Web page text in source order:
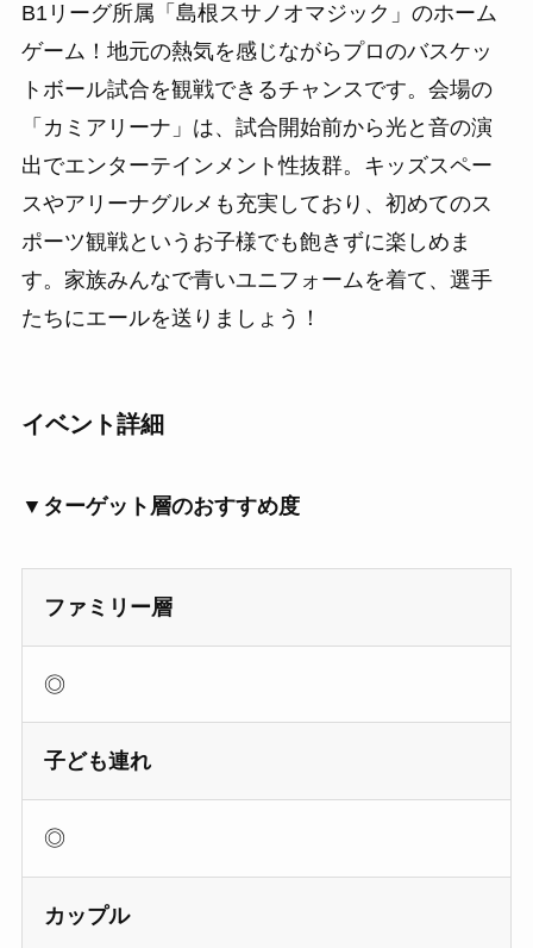
B1リーグ所属「島根スサノオマジック」のホーム
ゲーム！地元の熱気を感じながらプロのバスケッ
トボール試合を観戦できるチャンスです。会場の
「カミアリーナ」は、試合開始前から光と音の演
出でエンターテインメント性抜群。キッズスペー
スやアリーナグルメも充実しており、初めてのス
ポーツ観戦というお子様でも飽きずに楽しめま
す。家族みんなで青いユニフォームを着て、選手
たちにエールを送りましょう！
イベント詳細
▼ターゲット層のおすすめ度
ファミリー層
◎
子ども連れ
◎
カップル